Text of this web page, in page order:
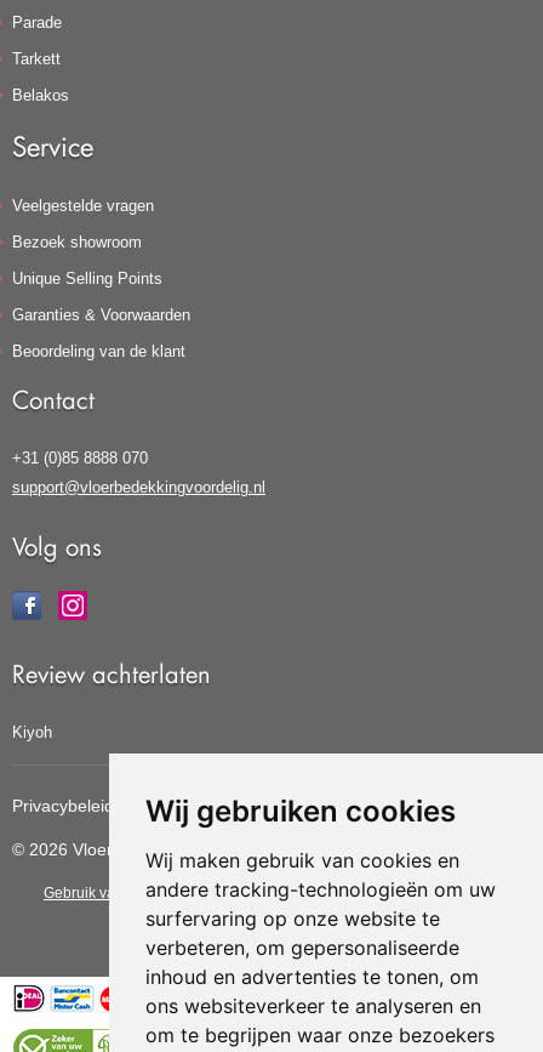
Wij gebruiken cookies
Wij maken gebruik van cookies en
andere tracking-technologieën om uw
surfervaring op onze website te
verbeteren, om gepersonaliseerde
inhoud en advertenties te tonen, om
ons websiteverkeer te analyseren en
om te begrijpen waar onze bezoekers
Parade
Tarkett
Belakos
Service
Veelgestelde vragen
Bezoek showroom
Unique Selling Points
Garanties & Voorwaarden
Beoordeling van de klant
Contact
+31 (0)85 8888 070
support@vloerbedekkingvoordelig.nl
Volg ons
Review achterlaten
Kiyoh
Privacybeleid Cookiebeleid Update cookies voorkeuren
© 2026 Vloerbedekkingvoordelig
Gebruik van deze site betekent dat u dealgemene voorwaarden van CBW